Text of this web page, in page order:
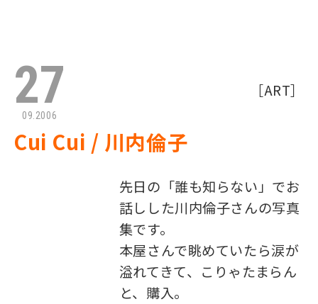
27
09.2006
［ART］
Cui Cui / 川内倫子
先日の「誰も知らない」でお
話しした川内倫子さんの写真
集です。
本屋さんで眺めていたら涙が
溢れてきて、こりゃたまらん
と、購入。